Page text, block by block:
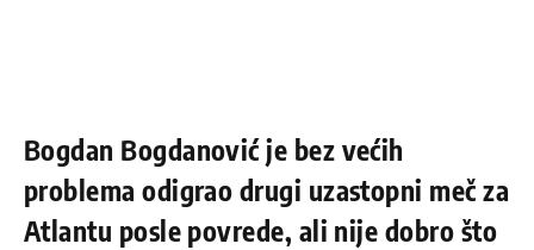
Bogdan Bogdanović je bez većih
problema odigrao drugi uzastopni meč za
Atlantu posle povrede, ali nije dobro što